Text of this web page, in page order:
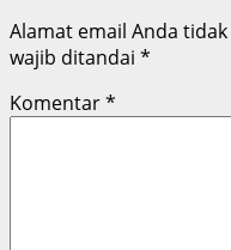
Alamat email Anda
wajib ditandai *
Komentar*